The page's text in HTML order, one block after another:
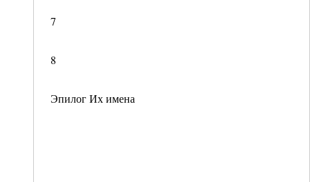
7
8
Эпилог Их имена